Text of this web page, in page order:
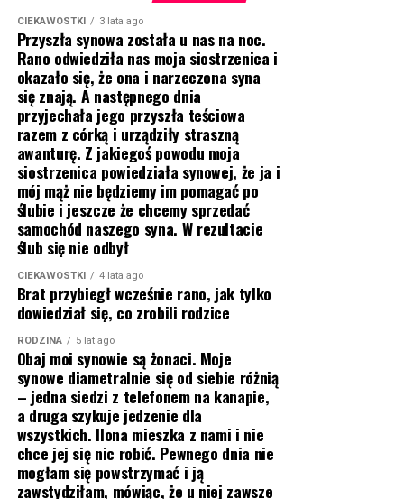
CIEKAWOSTKI 3 lata ago
Przyszła synowa została u nas na noc.
Rano odwiedziła nas moja siostrzenica i
okazało się, że ona i narzeczona syna
się znają. A następnego dnia
przyjechała jego przyszła teściowa
razem z córką i urządziły straszną
awanturę. Z jakiegoś powodu moja
siostrzenica powiedziała synowej, że ja i
mój mąż nie będziemy im pomagać po
ślubie i jeszcze że chcemy sprzedać
samochód naszego syna. W rezultacie
ślub się nie odbył
CIEKAWOSTKI 4 lata ago
Brat przybiegł wcześnie rano, jak tylko
dowiedział się, co zrobili rodzice
RODZINA 5 lat ago
Obaj moi synowie są żonaci. Moje
synowe diametralnie się od siebie różnią
– jedna siedzi z telefonem na kanapie,
a druga szykuje jedzenie dla
wszystkich. Ilona mieszka z nami i nie
chce jej się nic robić. Pewnego dnia nie
mogłam się powstrzymać i ją
zawstydziłam, mówiąc, że u niej zawsze